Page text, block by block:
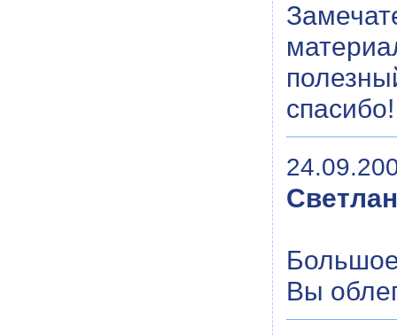
спасибо!
Вы